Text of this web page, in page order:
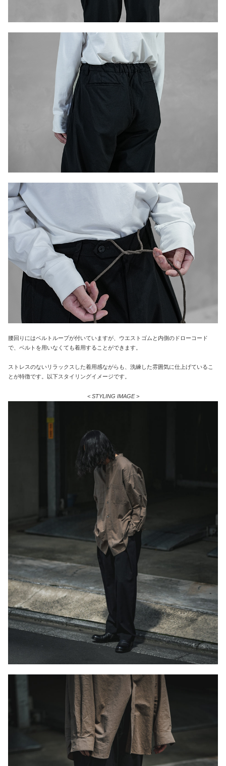
腰回りにはベルトループが付いていますが、ウエストゴムと内側のドローコード
で、ベルトを用いなくても着用することができます。
ストレスのないリラックスした着用感ながらも、洗練した雰囲気に仕上げているこ
とが特徴です。以下スタイリングイメージです。
< STYLING IMAGE >